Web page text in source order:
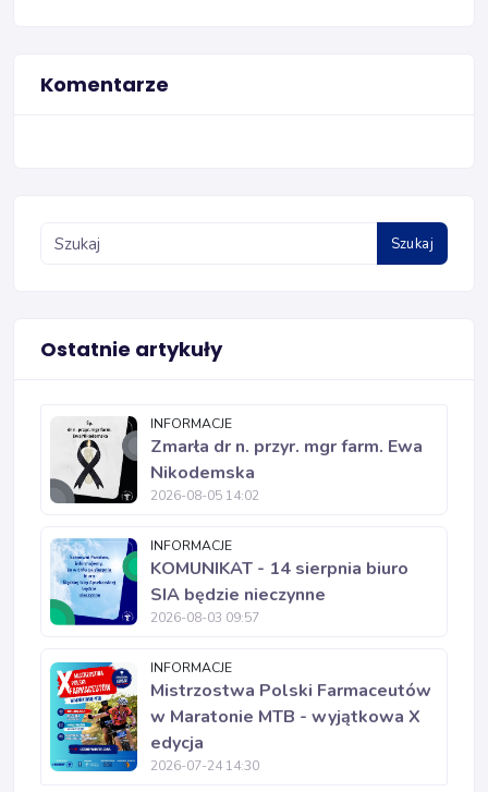
Komentarze
Szukaj
Ostatnie artykuły
INFORMACJE
Zmarła dr n. przyr. mgr farm. Ewa
Nikodemska
2026-08-05 14:02
INFORMACJE
KOMUNIKAT - 14 sierpnia biuro
SIA będzie nieczynne
2026-08-03 09:57
INFORMACJE
Mistrzostwa Polski Farmaceutów
w Maratonie MTB - wyjątkowa X
edycja
2026-07-24 14:30